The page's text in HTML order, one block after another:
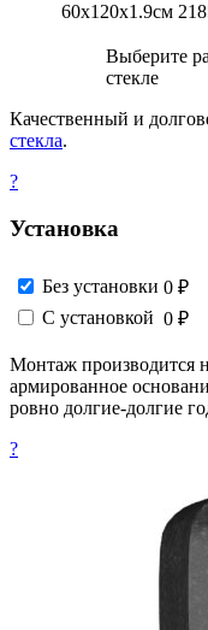
60х120х1.9см
Выберите
стекле
Качественный и
стекла.
?
Установка
Без установки 0 ₽
С установкой 0 ₽
Монтаж производится
армированное
ровно долгие-долгие
?